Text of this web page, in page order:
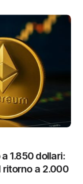
1.850 dollari:
ritorno a 2.000